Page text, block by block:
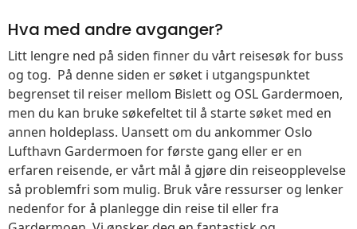
Hva med andre avganger?
Litt lengre ned på siden finner du vårt reisesøk for buss
og tog. På denne siden er søket i utgangspunktet
begrenset til reiser mellom Bislett og OSL Gardermoen,
men du kan bruke søkefeltet til å starte søket med en
annen holdeplass. Uansett om du ankommer Oslo
Lufthavn Gardermoen for første gang eller er en
erfaren reisende, er vårt mål å gjøre din reiseopplevelse
så problemfri som mulig. Bruk våre ressurser og lenker
nedenfor for å planlegge din reise til eller fra